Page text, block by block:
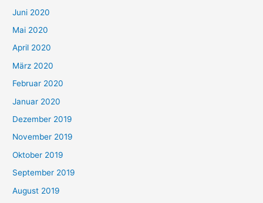
Juni 2020
Mai 2020
April 2020
März 2020
Februar 2020
Januar 2020
Dezember 2019
November 2019
Oktober 2019
September 2019
August 2019